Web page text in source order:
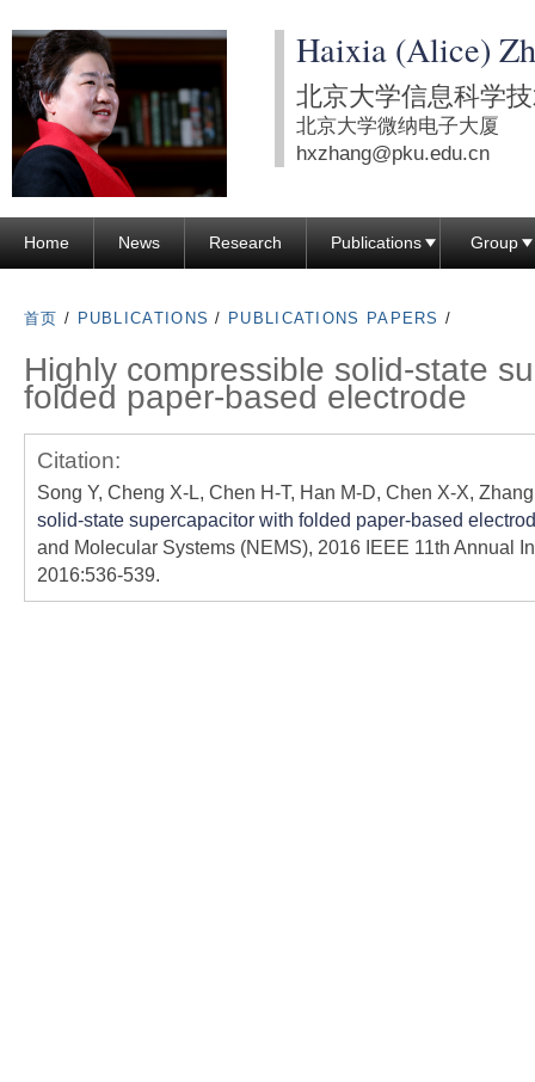
转
到
页
主
要
分
Haixia (Alice)
北京大学信息科学
北京大学微纳电子大厦
hxzhang@pku.edu.cn
Home News Research Publications Group
首页 / PUBLICATIONS / PUBLICATIONS PAPERS /
Highly compressible solid-state
folded paper-based electrode
Citation:
Song Y, Cheng X-L, Chen H-T, Han M-D, Chen X-X,
solid-state supercapacitor with folded paper-based
and Molecular Systems (NEMS), 2016 IEEE 11th Annual
2016:536-539.